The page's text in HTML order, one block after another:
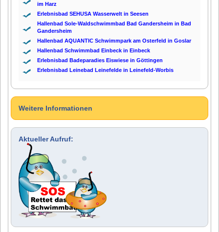
im Harz
Erlebnisbad SEHUSA Wasserwelt in Seesen
Hallenbad Sole-Waldschwimmbad Bad Gandersheim in Bad
Gandersheim
Hallenbad AQUANTIC Schwimmpark am Osterfeld in Goslar
Hallenbad Schwimmbad Einbeck in Einbeck
Erlebnisbad Badeparadies Eiswiese in Göttingen
Erlebnisbad Leinebad Leinefelde in Leinefeld-Worbis
Weitere Informationen
Aktueller Aufruf: